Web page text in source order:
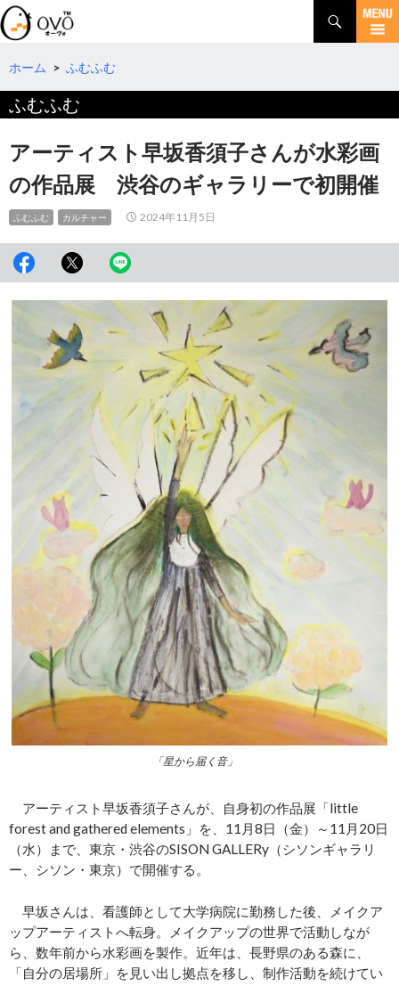
検
索
コ
テ
へ
移
ホーム > ふむふむ
ふむふむ
アーティスト早坂香須子さんが水彩画
の作品展 渋谷のギャラリーで初開催
ふむふむ カルチャー 2024年11月5日
「星から届く音」
アーティスト早坂香須子さんが、自身初の作品展「little
forest and gathered elements」を、11月8日（金）～11月20日
（水）まで、東京・渋谷のSISON GALLERy（シソンギャラリ
ー、シソン・東京）で開催する。
早坂さんは、看護師として大学病院に勤務した後、メイクア
ップアーティストへ転身。メイクアップの世界で活動しなが
ら、数年前から水彩画を製作。近年は、長野県のある森に、
「自分の居場所」を見い出し拠点を移し、制作活動を続けてい